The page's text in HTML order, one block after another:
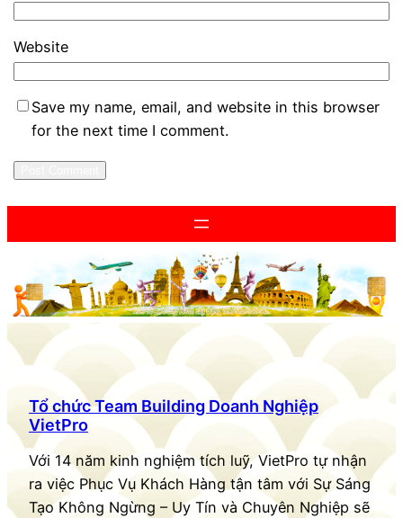
Website
Save my name, email, and website in this browser
for the next time I comment.
Tổ chức Team Building Doanh Nghiệp
VietPro
Với 14 năm kinh nghiệm tích luỹ, VietPro tự nhận
ra việc Phục Vụ Khách Hàng tận tâm với Sự Sáng
Tạo Không Ngừng – Uy Tín và Chuyên Nghiệp sẽ